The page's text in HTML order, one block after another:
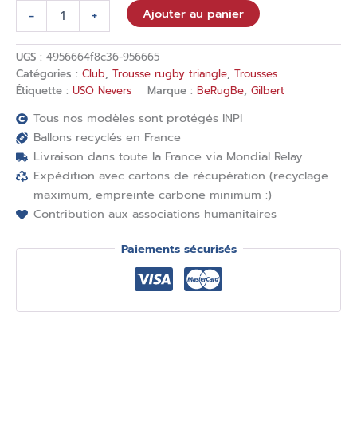
- + Ajouter au panier
UGS : 4956664f8c36-956665
Catégories : Club, Trousse rugby triangle, Trousses
Étiquette : USO Nevers Marque : BeRugBe, Gilbert
Tous nos modèles sont protégés INPI
Ballons recyclés en France
Livraison dans toute la France via Mondial Relay
Expédition avec cartons de récupération (recyclage
maximum, empreinte carbone minimum :)
Contribution aux associations humanitaires
Paiements sécurisés